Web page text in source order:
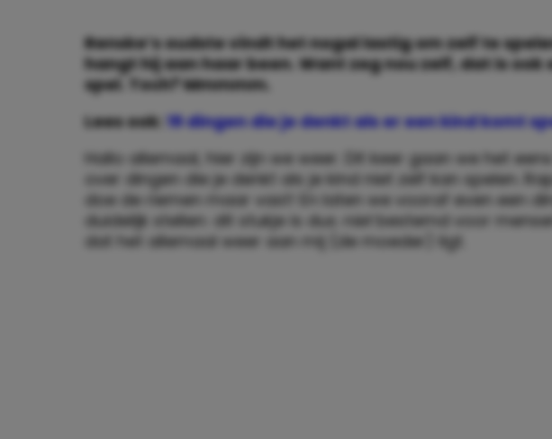
Renske’s oudste víndt het nogal lastig om zelf te
hangt hij aan haar been. Want zeg nou zelf, dat is ook
spel. Toch? Mmmmm.
Lees ook: 19 dingen die je denkt als er een kind komt
Hallo allemaal, hier zijn we weer. Dit keer gaan we het
over dingen die je denkt als je kind niet zelf kan spelen.
doe de riemen maar vast! En laten we vooraf even een
duidelijk stellen: dit stukje is dus
niet bestemd voor
dat het allemaal weer aan mij (de moeder) ligt.